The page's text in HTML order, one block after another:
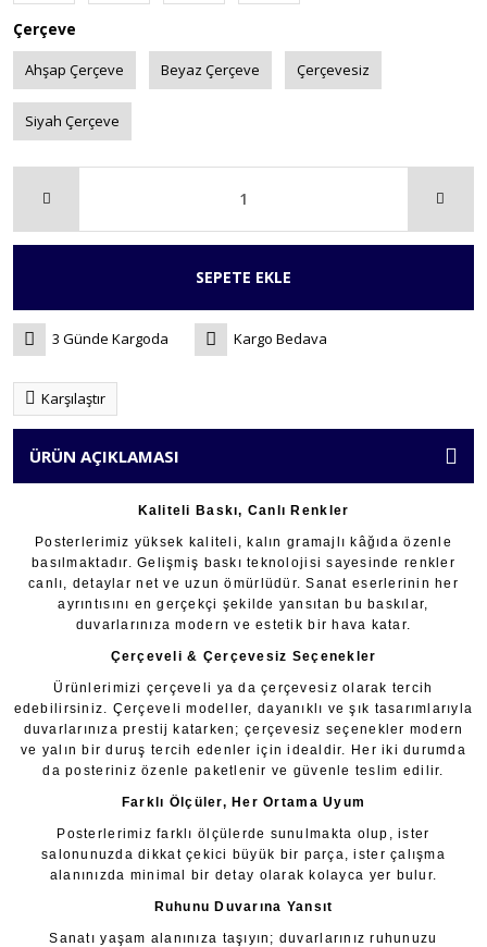
Çerçeve
Ahşap Çerçeve Beyaz Çerçeve Çerçevesiz
Siyah Çerçeve
SEPETE EKLE
3 Günde Kargoda Kargo Bedava
Karşılaştır
ÜRÜN AÇIKLAMASI
Kaliteli Baskı, Canlı Renkler
Posterlerimiz yüksek kaliteli, kalın gramajlı kâğıda özenle
basılmaktadır. Gelişmiş baskı teknolojisi sayesinde renkler
canlı, detaylar net ve uzun ömürlüdür. Sanat eserlerinin her
ayrıntısını en gerçekçi şekilde yansıtan bu baskılar,
duvarlarınıza modern ve estetik bir hava katar.
Çerçeveli & Çerçevesiz Seçenekler
Ürünlerimizi çerçeveli ya da çerçevesiz olarak tercih
edebilirsiniz. Çerçeveli modeller, dayanıklı ve şık tasarımlarıyla
duvarlarınıza prestij katarken; çerçevesiz seçenekler modern
ve yalın bir duruş tercih edenler için idealdir. Her iki durumda
da posteriniz özenle paketlenir ve güvenle teslim edilir.
Farklı Ölçüler, Her Ortama Uyum
Posterlerimiz farklı ölçülerde sunulmakta olup, ister
salonunuzda dikkat çekici büyük bir parça, ister çalışma
alanınızda minimal bir detay olarak kolayca yer bulur.
Ruhunu Duvarına Yansıt
Sanatı yaşam alanınıza taşıyın; duvarlarınız ruhunuzu